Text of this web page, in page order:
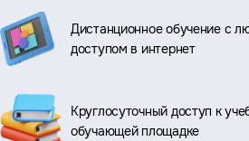
Дистанционное обучение с
доступом в интернет
Круглосуточный доступ к
обучающей площадке